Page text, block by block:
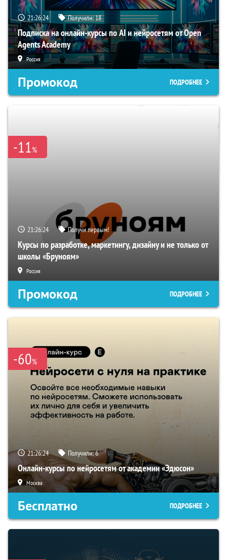
21:26:23 Получили:18
Подписка на онлайн-курсы по AI и нейросетям от Open
Agents Academy
Россия
Промокод ПОДРОБНЕЕ
-11%
21:26:23 Получи первым!
Курсы по разработке, маркетингу, дизайну и не только от
школы «Бруноям»
Россия
Промокод ПОДРОБНЕЕ
-60%
21:26:23 Получили:6
Онлайн-курсы по нейросетям от академии «Эдюсон»
Москва
Бесплатно ПОДРОБНЕЕ